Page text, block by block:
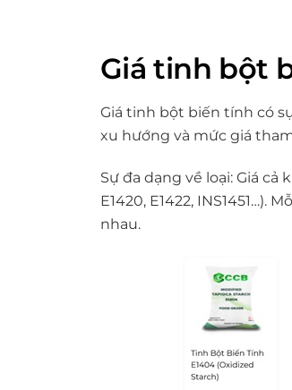
Giá tinh bột
Giá tinh bột biến tính có
xu hướng và mức giá
Sự đa dạng về loại: Giá cả
E1420, E1422,
nhau.